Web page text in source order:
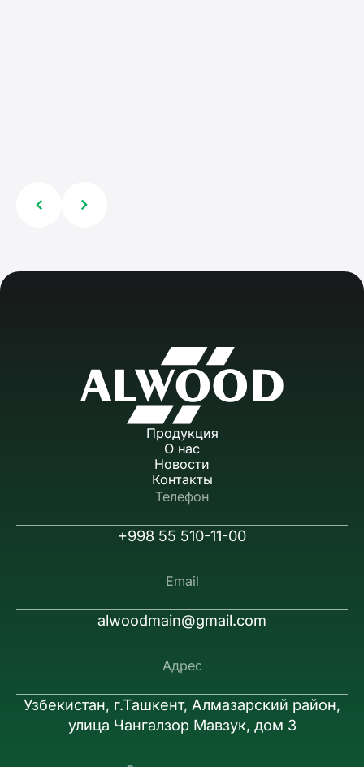
Продукция
О нас
Новости
Контакты
Телефон
+998 55 510-11-00
Email
alwoodmain@gmail.com
Адрес
Узбекистан, г.Ташкент, Алмазарский район,
улица Чангалзор Мавзук, дом 3